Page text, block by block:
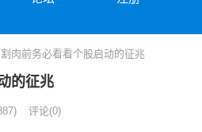
肉前务必看看个股启动的征兆
的征兆
评论(0)